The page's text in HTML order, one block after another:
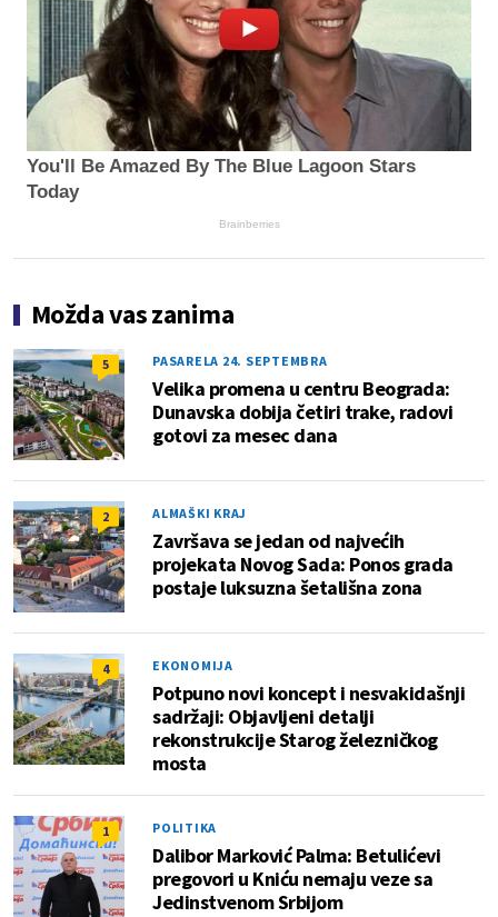
You'll Be Amazed By The Blue Lagoon Stars
Today
Brainberries
Možda vas zanima
5 PASARELA 24. SEPTEMBRA
Velika promena u centru Beograda:
Dunavska dobija četiri trake, radovi
gotovi za mesec dana
2 ALMAŠKI KRAJ
Završava se jedan od najvećih
projekata Novog Sada: Ponos grada
postaje luksuzna šetališna zona
4 EKONOMIJA
Potpuno novi koncept i nesvakidašnji
sadržaji: Objavljeni detalji
rekonstrukcije Starog železničkog
mosta
1 POLITIKA
Dalibor Marković Palma: Betulićevi
pregovori u Kniću nemaju veze sa
Jedinstvenom Srbijom